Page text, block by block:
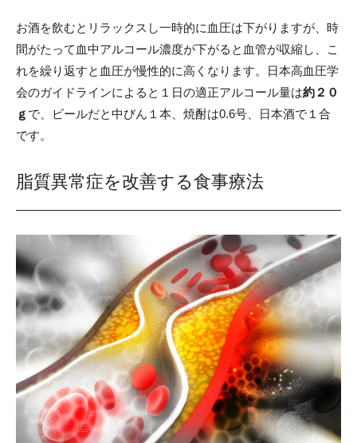
お酒を飲むとリラックスし一時的に血圧は下がりますが、時
間がたって血中アルコール濃度が下がると血管が収縮し、こ
れを繰り返すと血圧が慢性的に高くなります。日本高血圧学
会のガイドラインによると１日の適正アルコール量は約２０
ｇ で、ビールだと中びん１本、焼酎は0.6号、日本酒で１合
です。
脂質異常症を改善する食事療法